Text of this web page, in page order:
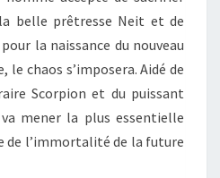
belle prêtresse Neit et de
la naissance du nouveau
le chaos s’imposera. Aidé de
Scorpion et du puissant
mener la plus essentielle
de l’immortalité de la future